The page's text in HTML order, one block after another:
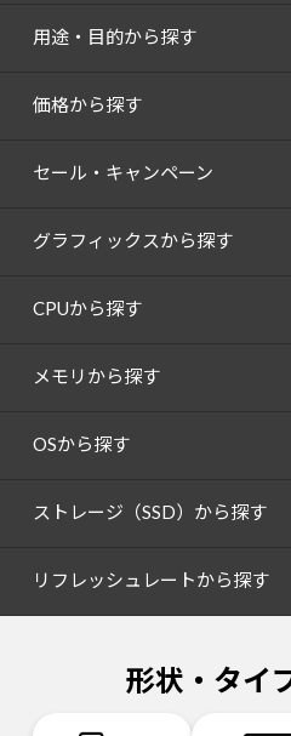
用途・目的から探す
価格から探す
セール・キャンペーン
グラフィックスから探す
CPUから探す
メモリから探す
OSから探す
ストレージ（SSD）から探す
リフレッシュレートから探す
形状・タイ